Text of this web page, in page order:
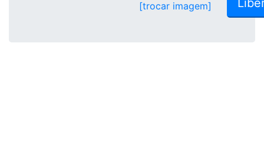
[trocar imagem]